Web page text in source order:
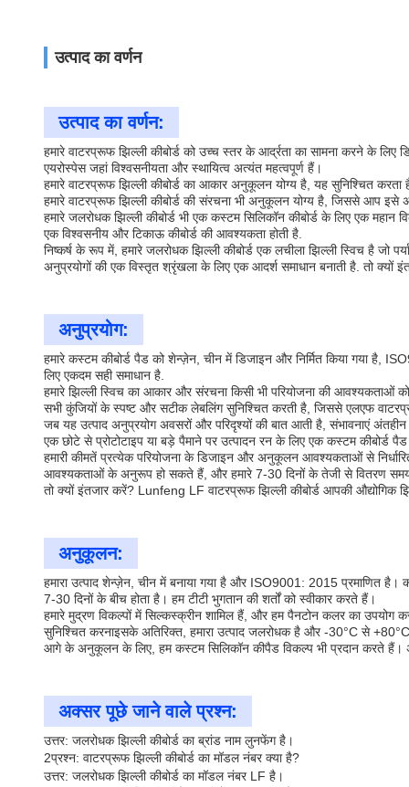
उत्पाद का वर्णन
उत्पाद का वर्णन:
हमारे वाटरप्रूफ झिल्ली कीबोर्ड को उच्च स्तर के आर्द्रता का सामना करने के
एयरोस्पेस जहां विश्वसनीयता और स्थायित्व अत्यंत महत्वपूर्ण हैं।
हमारे वाटरप्रूफ झिल्ली कीबोर्ड का आकार अनुकूलन योग्य है, यह सुनिश्चित
हमारे वाटरप्रूफ झिल्ली कीबोर्ड की संरचना भी अनुकूलन योग्य है, जिससे आप
हमारे जलरोधक झिल्ली कीबोर्ड भी एक कस्टम सिलिकॉन कीबोर्ड के लिए एक
एक विश्वसनीय और टिकाऊ कीबोर्ड की आवश्यकता होती है.
निष्कर्ष के रूप में, हमारे जलरोधक झिल्ली कीबोर्ड एक लचीला झिल्ली स्विच है
अनुप्रयोगों की एक विस्तृत श्रृंखला के लिए एक आदर्श समाधान बनाती है. तो
अनुप्रयोग:
हमारे कस्टम कीबोर्ड पैड को शेन्ज़ेन, चीन में डिजाइन और निर्मित किया गया है,
लिए एकदम सही समाधान है.
हमारे झिल्ली स्विच का आकार और संरचना किसी भी परियोजना की आवश्यकताओं
सभी कुंजियों के स्पष्ट और सटीक लेबलिंग सुनिश्चित करती है, जिससे एलएफ
जब यह उत्पाद अनुप्रयोग अवसरों और परिदृश्यों की बात आती है, संभावनाएं
एक छोटे से प्रोटोटाइप या बड़े पैमाने पर उत्पादन रन के लिए एक कस्टम कीबोर्ड
हमारी कीमतें प्रत्येक परियोजना के डिजाइन और अनुकूलन आवश्यकताओं से
आवश्यकताओं के अनुरूप हो सकते हैं, और हमारे 7-30 दिनों के तेजी से वितरण समय
तो क्यों इंतजार करें? Lunfeng LF वाटरप्रूफ झिल्ली कीबोर्ड आपकी
अनुकूलन:
हमारा उत्पाद शेन्ज़ेन, चीन में बनाया गया है और ISO9001: 2015 प्रमाणित
7-30 दिनों के बीच होता है। हम टीटी भुगतान की शर्तों को स्वीकार करते हैं।
हमारे मुद्रण विकल्पों में सिल्कस्क्रीन शामिल हैं, और हम पैनटोन कलर का उपयोग
सुनिश्चित करनाइसके अतिरिक्त, हमारा उत्पाद जलरोधक है और -30°C से
आगे के अनुकूलन के लिए, हम कस्टम सिलिकॉन कीपैड विकल्प भी प्रदान करते हैं।
अक्सर पूछे जाने वाले प्रश्न:
उत्तर: जलरोधक झिल्ली कीबोर्ड का ब्रांड नाम लुनफेंग है।
2प्रश्न: वाटरप्रूफ झिल्ली कीबोर्ड का मॉडल नंबर क्या है?
उत्तर: जलरोधक झिल्ली कीबोर्ड का मॉडल नंबर LF है।